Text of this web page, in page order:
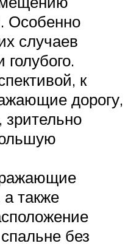
Особенно
случаев
голубого.
к
дорогу,
а также
без